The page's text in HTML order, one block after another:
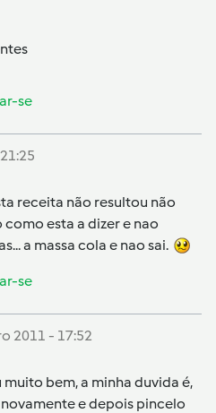
se
receita não resultou não
esta a dizer e nao
a massa cola e nao sai.
se
2011 - 17:52
bem, a minha duvida é,
e depois pincelo